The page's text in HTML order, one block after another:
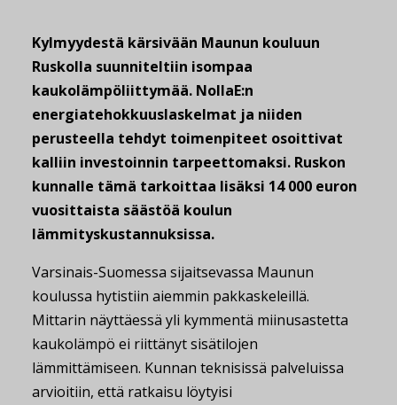
Kylmyydestä kärsivään Maunun kouluun
Ruskolla suunniteltiin isompaa
kaukolämpöliittymää. NollaE:n
energiatehokkuuslaskelmat ja niiden
perusteella tehdyt toimenpiteet osoittivat
kalliin investoinnin tarpeettomaksi. Ruskon
kunnalle tämä tarkoittaa lisäksi 14 000 euron
vuosittaista säästöä koulun
lämmityskustannuksissa.
Varsinais-Suomessa sijaitsevassa Maunun
koulussa hytistiin aiemmin pakkaskeleillä.
Mittarin näyttäessä yli kymmentä miinusastetta
kaukolämpö ei riittänyt sisätilojen
lämmittämiseen. Kunnan teknisissä palveluissa
arvioitiin, että ratkaisu löytyisi